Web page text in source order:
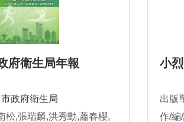
府衛生局年報
政府衛生局
松,張瑞麟,洪秀勳,蕭春櫻,
小
出版
作/編